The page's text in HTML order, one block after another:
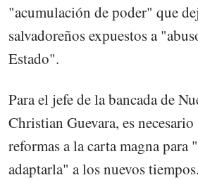
"acumulación de poder" que
salvadoreños expuestos a
Estado".
Para el jefe de la bancada de
Christian Guevara, es
reformas a la carta magna para
adaptarla" a los nuevos tiempos.